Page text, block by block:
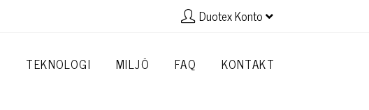
Duotex Konto
TEKNOLOGI MILJÖ FAQ KONTAKT